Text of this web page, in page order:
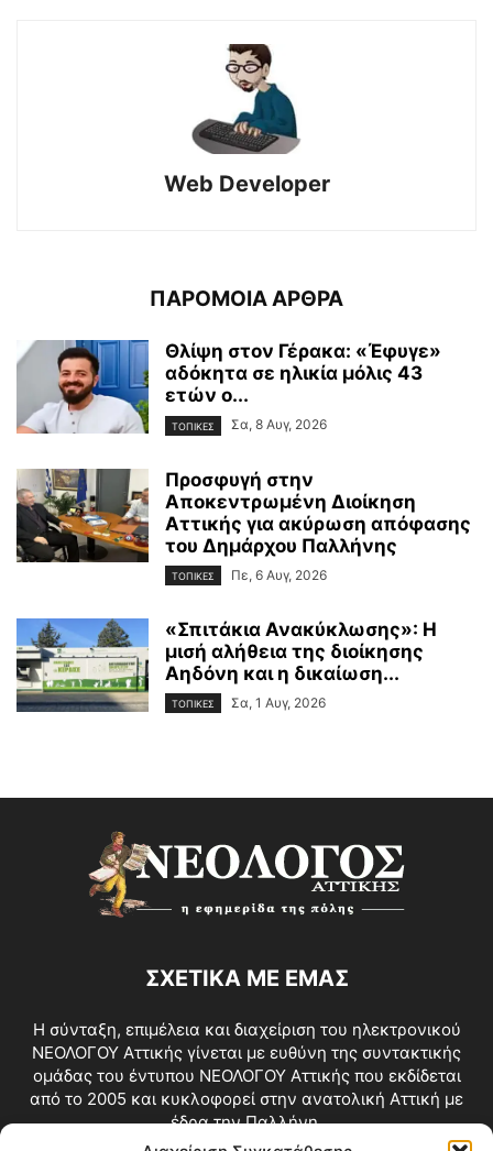
Web Developer
ΠΑΡΟΜΟΙΑ ΑΡΘΡΑ
Θλίψη στον Γέρακα: «Έφυγε»
αδόκητα σε ηλικία μόλις 43
ετών ο...
ΤΟΠΙΚΕΣ Σα, 8 Αυγ, 2026
Προσφυγή στην
Αποκεντρωμένη Διοίκηση
Αττικής για ακύρωση απόφασης
του Δημάρχου Παλλήνης
ΤΟΠΙΚΕΣ Πε, 6 Αυγ, 2026
«Σπιτάκια Ανακύκλωσης»: Η
μισή αλήθεια της διοίκησης
Αηδόνη και η δικαίωση...
ΤΟΠΙΚΕΣ Σα, 1 Αυγ, 2026
ΣΧΕΤΙΚΑ ΜΕ ΕΜΑΣ
Η σύνταξη, επιμέλεια και διαχείριση του ηλεκτρονικού
ΝΕΟΛΟΓΟΥ Αττικής γίνεται με ευθύνη της συντακτικής
ομάδας του έντυπου ΝΕΟΛΟΓΟΥ Αττικής που εκδίδεται
από το 2005 και κυκλοφορεί στην ανατολική Αττική με
έδρα την Παλλήνη.